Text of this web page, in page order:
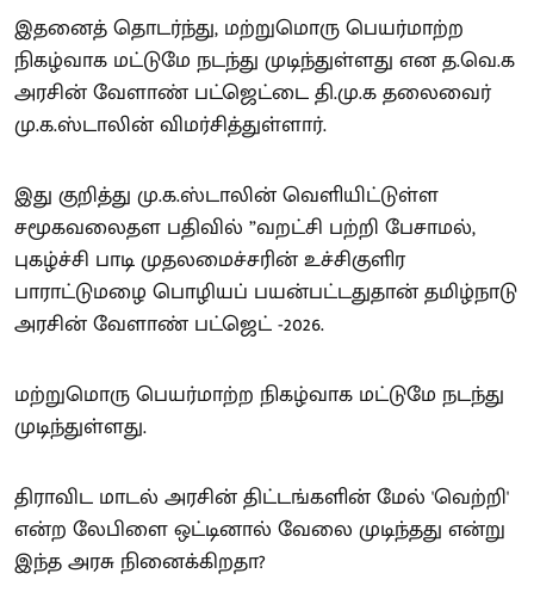
இதனைத் தொடர்ந்து, மற்றுமொரு பெயர்மாற்ற
நிகழ்வாக மட்டுமே நடந்து முடிந்துள்ளது என த.வெ.க
அரசின் வேளாண் பட்ஜெட்டை தி.மு.க தலைவைர்
மு.க.ஸ்டாலின் விமர்சித்துள்ளார்.
இது குறித்து மு.க.ஸ்டாலின் வெளியிட்டுள்ள
சமூகவலைதள பதிவில் ”வறட்சி பற்றி பேசாமல்,
புகழ்ச்சி பாடி முதலமைச்சரின் உச்சிகுளிர
பாராட்டுமழை பொழியப் பயன்பட்டதுதான் தமிழ்நாடு
அரசின் வேளாண் பட்ஜெட் -2026.
மற்றுமொரு பெயர்மாற்ற நிகழ்வாக மட்டுமே நடந்து
முடிந்துள்ளது.
திராவிட மாடல் அரசின் திட்டங்களின் மேல் 'வெற்றி'
என்ற லேபிளை ஒட்டினால் வேலை முடிந்தது என்று
இந்த அரசு நினைக்கிறதா?